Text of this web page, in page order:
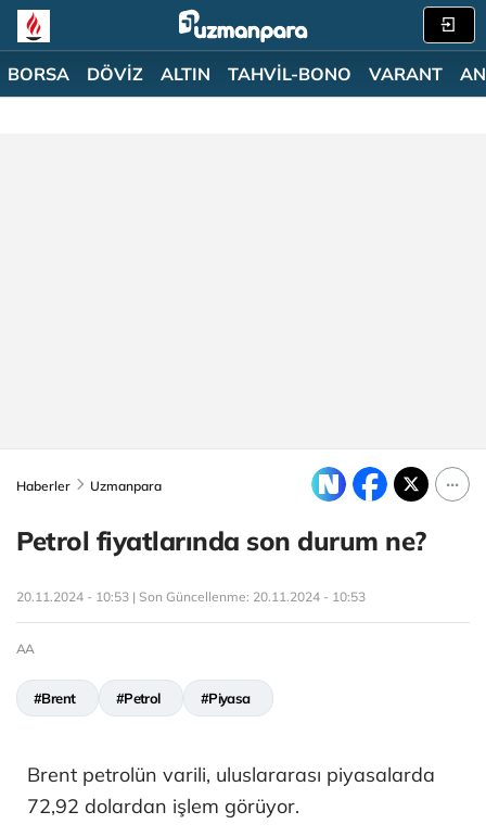
BORSA DÖVİZ ALTIN TAHVİL-BONO VARANT
Haberler Uzmanpara
Petrol fiyatlarında son durum ne?
20.11.2024 - 10:53 | Son Güncellenme: 20.11.2024 - 10:53
AA
#Brent #Petrol #Piyasa
Brent petrolün varili, uluslararası piyasalarda
72,92​​​ dolardan işlem görüyor.